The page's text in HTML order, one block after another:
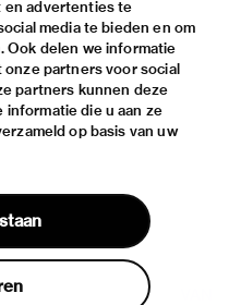
en advertenties te
media te bieden en om
Ook delen we informatie
partners voor social
partners kunnen deze
die u aan ze
op basis van uw